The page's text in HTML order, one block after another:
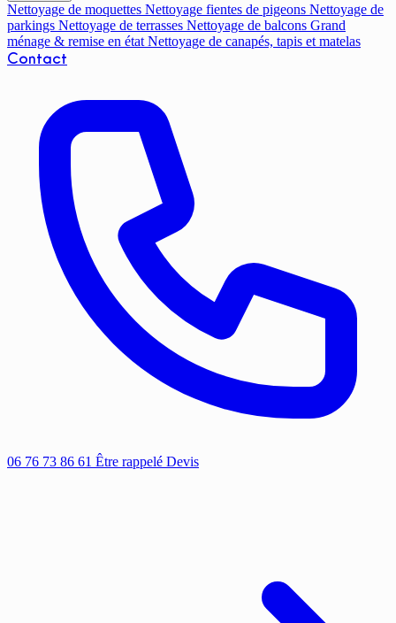
Nettoyage de moquettes Nettoyage fientes de pigeons Nettoyage de
parkings Nettoyage de terrasses Nettoyage de balcons Grand
ménage & remise en état Nettoyage de canapés, tapis et matelas
Contact
06 76 73 86 61 Être rappelé Devis